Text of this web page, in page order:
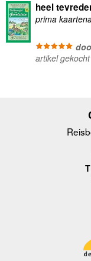
heel
prima
artikel gekocht
T